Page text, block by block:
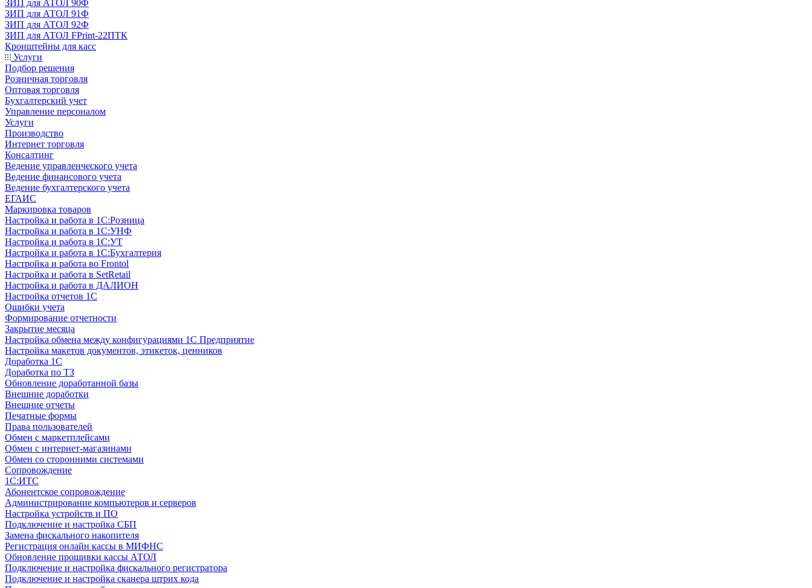
ЗИП для АТОЛ 90Ф
ЗИП для АТОЛ 91Ф
ЗИП для АТОЛ 92Ф
ЗИП для АТОЛ FPrint-22ПТК
Кронштейны для касс
Услуги
Подбор решения
Розничная торговля
Оптовая торговля
Бухгалтерский учет
Управление персоналом
Услуги
Производство
Интернет торговля
Консалтинг
Ведение управленческого учета
Ведение финансового учета
Ведение бухгалтерского учета
ЕГАИС
Маркировка товаров
Настройка и работа в 1С:Розница
Настройка и работа в 1С:УНФ
Настройка и работа в 1С:УТ
Настройка и работа в 1С:Бухгалтерия
Настройка и работа во Frontol
Настройка и работа в SetRetail
Настройка и работа в ДАЛИОН
Настройка отчетов 1С
Ошибки учета
Формирование отчетности
Закрытие месяца
Настройка обмена между конфигурациями 1С Предприятие
Настройка макетов документов, этикеток, ценников
Доработка 1С
Доработка по ТЗ
Обновление доработанной базы
Внешние доработки
Внешние отчеты
Печатные формы
Права пользователей
Обмен с маркетплейсами
Обмен с интернет-магазинами
Обмен со сторонними системами
Сопровождение
1C:ИТС
Абонентское сопровождение
Администрирование компьютеров и серверов
Настройка устройств и ПО
Подключение и настройка СБП
Замена фискального накопителя
Регистрация онлайн кассы в МИФНС
Обновление прошивки кассы АТОЛ
Подключение и настройка фискального регистратора
Подключение и настройка сканера штрих кода